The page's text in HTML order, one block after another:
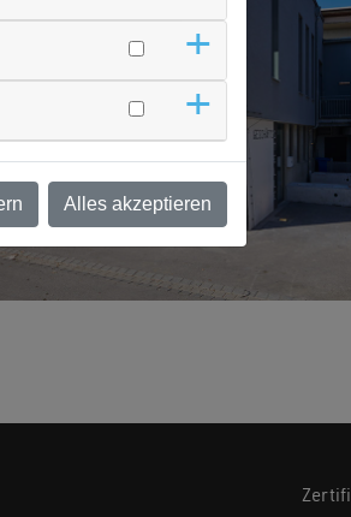
Alles akzeptieren